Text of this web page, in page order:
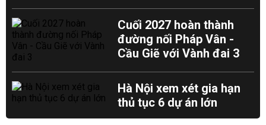
Cuối 2027 hoàn thành
đường nối Pháp Vân -
Cầu Giẽ với Vành đai 3
Hà Nội xem xét gia hạn
thủ tục 6 dự án lớn